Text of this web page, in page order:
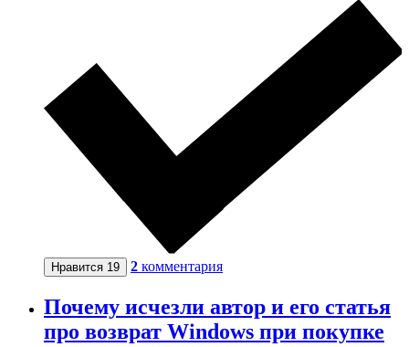
Нравится 19 2 комментария
Почему исчезли автор и его статья
про возврат Windows при покупке